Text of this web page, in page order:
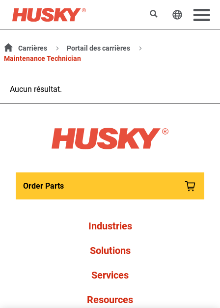
RechercherChanger
Carrières
Portail des carrières
Maintenance Technician
Aucun résultat.
Order Parts
Industries
Solutions
Services
Resources